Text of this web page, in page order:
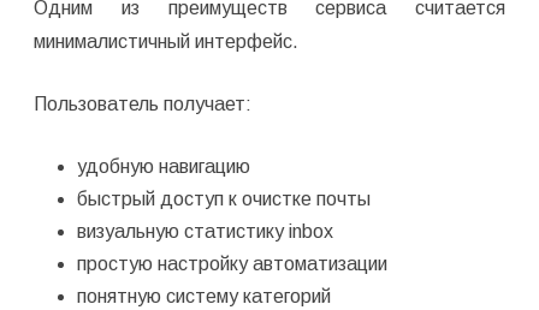
Одним из преимуществ сервиса считается
минималистичный интерфейс.
Пользователь получает:
удобную навигацию
быстрый доступ к очистке почты
визуальную статистику inbox
простую настройку автоматизации
понятную систему категорий